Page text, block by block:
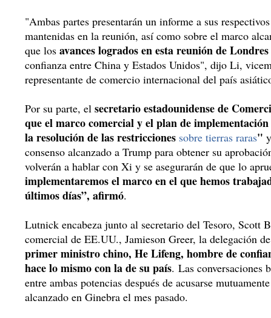
"Ambas partes presentarán un informe a sus
mantenidas en la reunión, así como sobre el marco
que los avances logrados en esta reunión de Londres
confianza entre China y Estados Unidos", dijo Li,
representante de comercio internacional del país
Por su parte, el secretario estadounidense de
que el marco comercial y el plan de
la resolución de las restricciones sobre tierras raras"
consenso alcanzado a Trump para obtener su
volverán a hablar con Xi y se asegurarán de que lo
implementaremos el marco en el que hemos
últimos días”, afirmó.
Lutnick encabeza junto al secretario del Tesoro, Scott
comercial de EE.UU., Jamieson Greer, la delegación
primer ministro chino, He Lifeng, hombre de
hace lo mismo con la de su país. Las conversaciones
entre ambas potencias después de acusarse
alcanzado en Ginebra el mes pasado.